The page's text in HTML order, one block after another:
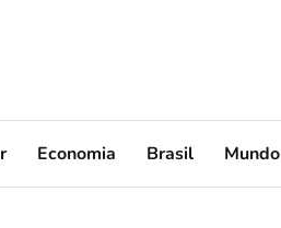
Economia Brasil Mundo